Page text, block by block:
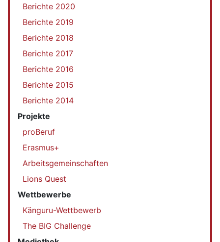
Berichte 2020
Berichte 2019
Berichte 2018
Berichte 2017
Berichte 2016
Berichte 2015
Berichte 2014
Projekte
proBeruf
Erasmus+
Arbeitsgemeinschaften
Lions Quest
Wettbewerbe
Känguru-Wettbewerb
The BIG Challenge